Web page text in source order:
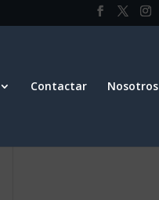
Contactar Nosotros